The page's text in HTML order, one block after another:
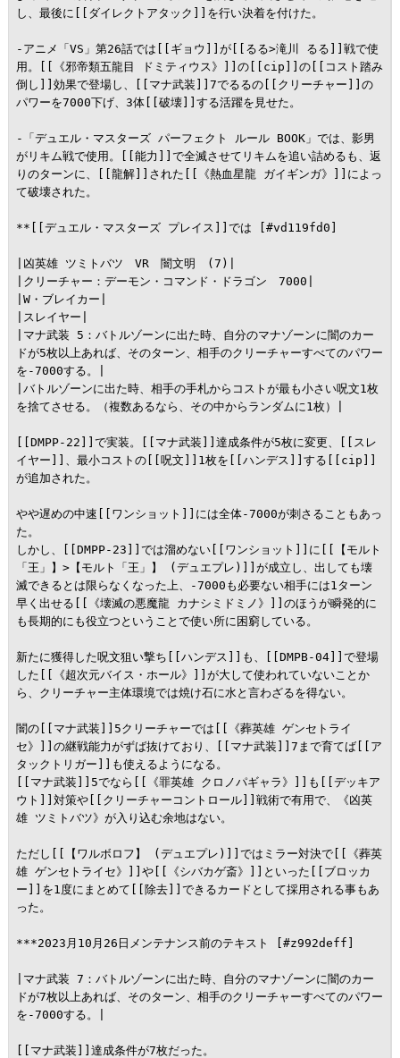
し、最後に[[ダイレクトアタック]]を行い決着を付けた。
-アニメ「VS」第26話では[[ギョウ]]が[[るる>滝川 るる]]戦で使
用。[[《邪帝類五龍目 ドミティウス》]]の[[cip]]の[[コスト踏み
倒し]]効果で登場し、[[マナ武装]]7でるるの[[クリーチャー]]の
パワーを7000下げ、3体[[破壊]]する活躍を見せた。
-「デュエル・マスターズ パーフェクト ルール BOOK」では、影男
がリキム戦で使用。[[能力]]で全滅させてリキムを追い詰めるも、返
りのターンに、[[龍解]]された[[《熱血星龍 ガイギンガ》]]によっ
て破壊された。
**[[デュエル・マスターズ プレイス]]では [#vd119fd0]
|凶英雄 ツミトバツ　VR　闇文明　(7)|
|クリーチャー：デーモン・コマンド・ドラゴン　7000|
|W・ブレイカー|
|スレイヤー|
|マナ武装 5：バトルゾーンに出た時、自分のマナゾーンに闇のカー
ドが5枚以上あれば、そのターン、相手のクリーチャーすべてのパワー
を-7000する。|
|バトルゾーンに出た時、相手の手札からコストが最も小さい呪文1枚
を捨てさせる。（複数あるなら、その中からランダムに1枚）|
[[DMPP-22]]で実装。[[マナ武装]]達成条件が5枚に変更、[[スレ
イヤー]]、最小コストの[[呪文]]1枚を[[ハンデス]]する[[cip]]
が追加された。
やや遅めの中速[[ワンショット]]には全体-7000が刺さることもあっ
た。
しかし、[[DMPP-23]]では溜めない[[ワンショット]]に[[【モルト
「王」】>【モルト「王」】 (デュエプレ)]]が成立し、出しても壊
滅できるとは限らなくなった上、-7000も必要ない相手には1ターン
早く出せる[[《壊滅の悪魔龍 カナシミドミノ》]]のほうが瞬発的に
も長期的にも役立つということで使い所に困窮している。
新たに獲得した呪文狙い撃ち[[ハンデス]]も、[[DMPB-04]]で登場
した[[《超次元バイス・ホール》]]が大して使われていないことか
ら、クリーチャー主体環境では焼け石に水と言わざるを得ない。
闇の[[マナ武装]]5クリーチャーでは[[《葬英雄 ゲンセトライ
セ》]]の継戦能力がずば抜けており、[[マナ武装]]7まで育てば[[ア
タックトリガー]]も使えるようになる。
[[マナ武装]]5でなら[[《罪英雄 クロノパギャラ》]]も[[デッキア
ウト]]対策や[[クリーチャーコントロール]]戦術で有用で、《凶英
雄 ツミトバツ》が入り込む余地はない。
ただし[[【ワルボロフ】 (デュエプレ)]]ではミラー対決で[[《葬英
雄 ゲンセトライセ》]]や[[《シバカゲ斎》]]といった[[ブロッカ
ー]]を1度にまとめて[[除去]]できるカードとして採用される事もあ
った。
***2023月10月26日メンテナンス前のテキスト [#z992deff]
|マナ武装 7：バトルゾーンに出た時、自分のマナゾーンに闇のカー
ドが7枚以上あれば、そのターン、相手のクリーチャーすべてのパワー
を-7000する。|
[[マナ武装]]達成条件が7枚だった。